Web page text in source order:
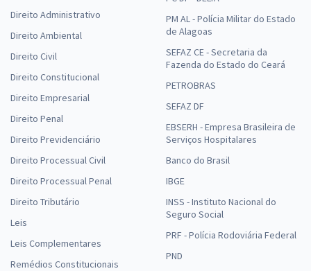
Direito Administrativo
Direito Ambiental
Direito Civil
Direito Constitucional
Direito Empresarial
Direito Penal
Direito Previdenciário
Direito Processual Civil
Direito Processual Penal
Direito Tributário
Leis
Leis Complementares
Remédios Constitucionais
PM AL - Polícia Militar do Estado
de Alagoas
SEFAZ CE - Secretaria da
Fazenda do Estado do Ceará
PETROBRAS
SEFAZ DF
EBSERH - Empresa Brasileira de
Serviços Hospitalares
Banco do Brasil
IBGE
INSS - Instituto Nacional do
Seguro Social
PRF - Polícia Rodoviária Federal
PND